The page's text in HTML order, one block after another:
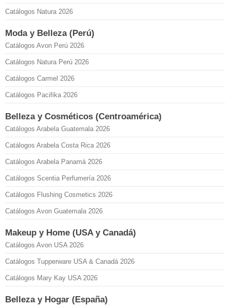
Catálogos Natura 2026
Moda y Belleza (Perú)
Catálogos Avon Perú 2026
Catálogos Natura Perú 2026
Catálogos Carmel 2026
Catálogos Pacifika 2026
Belleza y Cosméticos (Centroamérica)
Catálogos Arabela Guatemala 2026
Catálogos Arabela Costa Rica 2026
Catálogos Arabela Panamá 2026
Catálogos Scentia Perfumería 2026
Catálogos Flushing Cosmetics 2026
Catálogos Avon Guatemala 2026
Makeup y Home (USA y Canadá)
Catálogos Avon USA 2026
Catálogos Tupperware USA & Canadá 2026
Catálogos Mary Kay USA 2026
Belleza y Hogar (España)